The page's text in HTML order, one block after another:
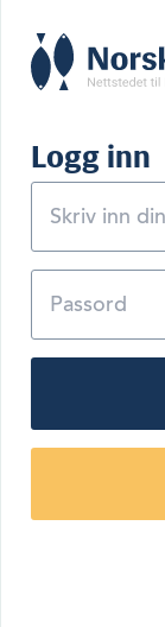
Logg inn